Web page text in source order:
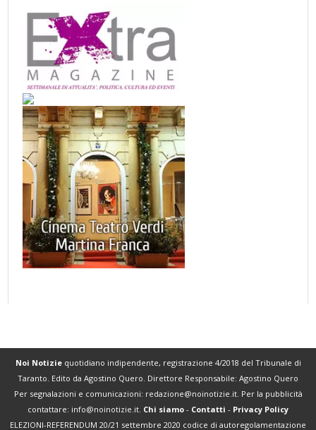
Noi Notiziequotidiano indipendente, registrazione 4/2018 del Tribunale di
Taranto. Edito da Agostino Quero. Direttore Responsabile: Agostino Quero
Per segnalazioni e comunicazioni: redazione@noinotizie.it. Per la pubblicità
contattare: info@noinotizie.it. Chi siamo - Contatti - Privacy Policy
ELEZIONI-REFERENDUM 20/21 settembre 2020 codice di autoregolamentazione